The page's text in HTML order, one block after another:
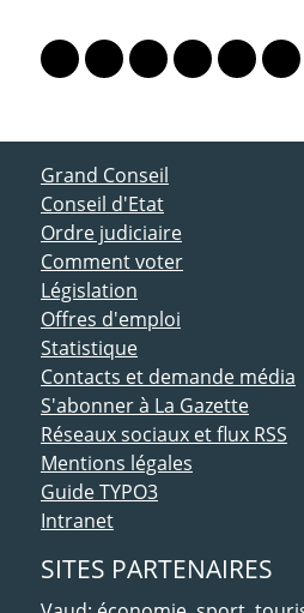
Lien vers le profil
Lien vers le profil
Lien vers le profil
Lien vers le
Lien
ACCÈS DIRECT
Grand Conseil
Conseil d'Etat
Ordre judiciaire
Comment voter
Législation
Offres d'emploi
Statistique
Contacts et demande média
S'abonner à La Gazette
Réseaux sociaux et flux RSS
Mentions légales
Guide TYPO3
Intranet
SITES PARTENAIRES